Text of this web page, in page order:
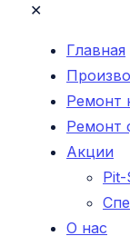
✕
Главная
Ремонт
Ремонт
Акции
Pit-
О нас